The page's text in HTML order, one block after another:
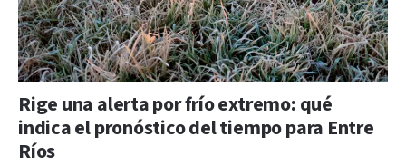
Rige una alerta por frío extremo: qué
indica el pronóstico del tiempo para Entre
Ríos